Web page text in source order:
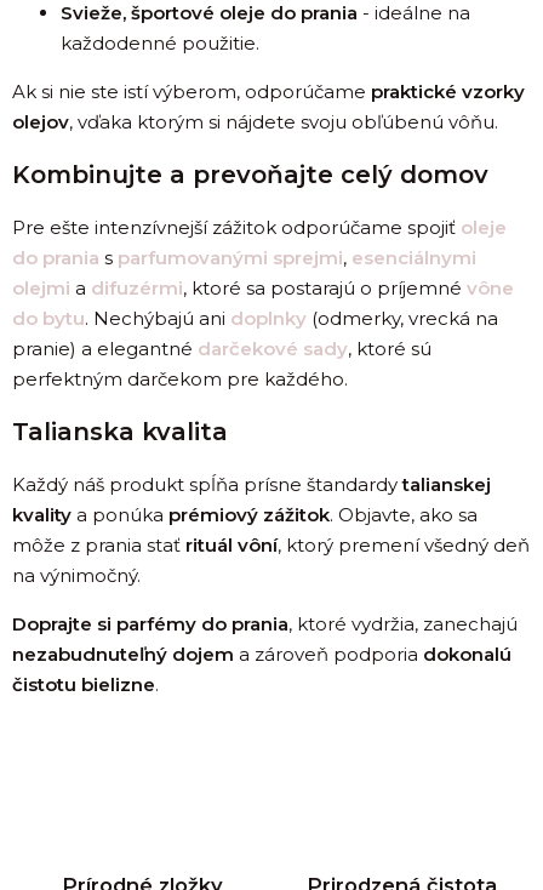
Svieže, športové oleje do prania - ideálne na
každodenné použitie.
Ak si nie ste istí výberom, odporúčame praktické vzorky
olejov, vďaka ktorým si nájdete svoju obľúbenú vôňu.
Kombinujte a prevoňajte celý domov
Pre ešte intenzívnejší zážitok odporúčame spojiť oleje
do prania s parfumovanými sprejmi, esenciálnymi
olejmi a difuzérmi, ktoré sa postarajú o príjemné vône
do bytu. Nechýbajú ani doplnky (odmerky, vrecká na
pranie) a elegantné darčekové sady, ktoré sú
perfektným darčekom pre každého.
Talianska kvalita
Každý náš produkt spĺňa prísne štandardytalianskej
kvality a ponúka prémiový zážitok. Objavte, ako sa
môže z prania stať rituál vôní, ktorý premení všedný deň
na výnimočný.
Doprajte si parfémy do prania, ktoré vydržia, zanechajú
nezabudnuteľný dojem a zároveň podporia dokonalú
čistotu bielizne.